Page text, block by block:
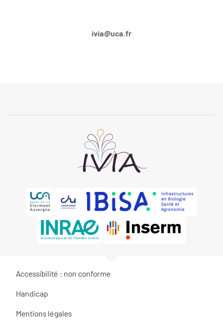
ivia@uca.fr
Accessibilité : non conforme
Handicap
Mentions légales